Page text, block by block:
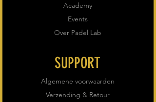
Academy
Events
Over Padel Lab
SUPPORT
Algemene voorwaarden
Verzending & Retour